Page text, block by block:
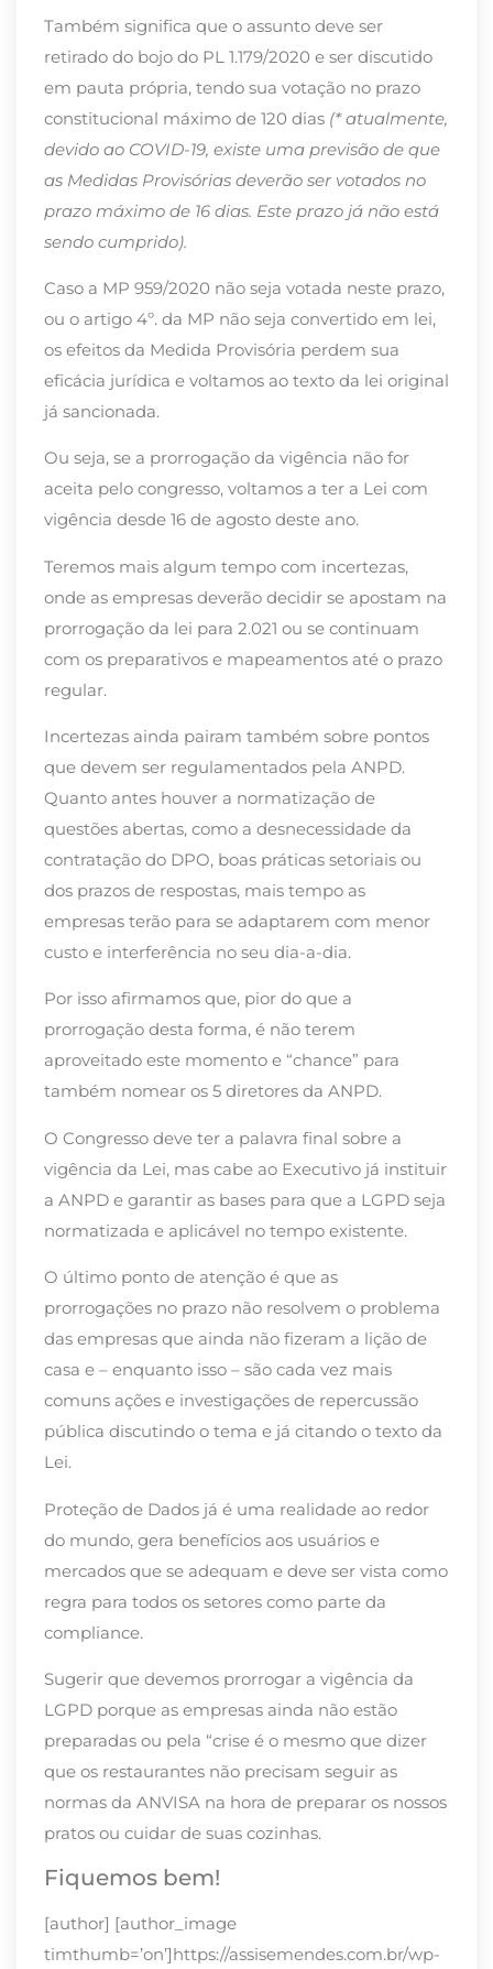
Também significa que o assunto deve ser
retirado do bojo do PL 1.179/2020 e ser discutido
em pauta própria, tendo sua votação no prazo
constitucional máximo de 120 dias (* atualmente,
devido ao COVID-19, existe uma previsão de que
as Medidas Provisórias deverão ser votados no
prazo máximo de 16 dias. Este prazo já não está
sendo cumprido).
Caso a MP 959/2020 não seja votada neste prazo,
ou o artigo 4º. da MP não seja convertido em lei,
os efeitos da Medida Provisória perdem sua
eficácia jurídica e voltamos ao texto da lei original
já sancionada.
Ou seja, se a prorrogação da vigência não for
aceita pelo congresso, voltamos a ter a Lei com
vigência desde 16 de agosto deste ano.
Teremos mais algum tempo com incertezas,
onde as empresas deverão decidir se apostam na
prorrogação da lei para 2.021 ou se continuam
com os preparativos e mapeamentos até o prazo
regular.
Incertezas ainda pairam também sobre pontos
que devem ser regulamentados pela ANPD.
Quanto antes houver a normatização de
questões abertas, como a desnecessidade da
contratação do DPO, boas práticas setoriais ou
dos prazos de respostas, mais tempo as
empresas terão para se adaptarem com menor
custo e interferência no seu dia-a-dia.
Por isso afirmamos que, pior do que a
prorrogação desta forma, é não terem
aproveitado este momento e “chance” para
também nomear os 5 diretores da ANPD.
O Congresso deve ter a palavra final sobre a
vigência da Lei, mas cabe ao Executivo já instituir
a ANPD e garantir as bases para que a LGPD seja
normatizada e aplicável no tempo existente.
O último ponto de atenção é que as
prorrogações no prazo não resolvem o problema
das empresas que ainda não fizeram a lição de
casa e – enquanto isso – são cada vez mais
comuns ações e investigações de repercussão
pública discutindo o tema e já citando o texto da
Lei.
Proteção de Dados já é uma realidade ao redor
do mundo, gera benefícios aos usuários e
mercados que se adequam e deve ser vista como
regra para todos os setores como parte da
compliance.
Sugerir que devemos prorrogar a vigência da
LGPD porque as empresas ainda não estão
preparadas ou pela “crise é o mesmo que dizer
que os restaurantes não precisam seguir as
normas da ANVISA na hora de preparar os nossos
pratos ou cuidar de suas cozinhas.
Fiquemos bem!
[author] [author_image
timthumb=’on’]https://assisemendes.com.br/wp-